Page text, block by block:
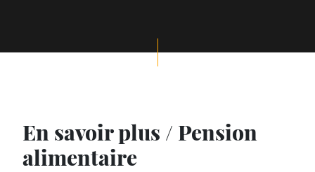
En savoir plus / Pension
alimentaire